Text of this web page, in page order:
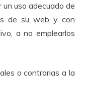
uso adecuado de
de su web y con
a no emplearlos
o contrarias a la